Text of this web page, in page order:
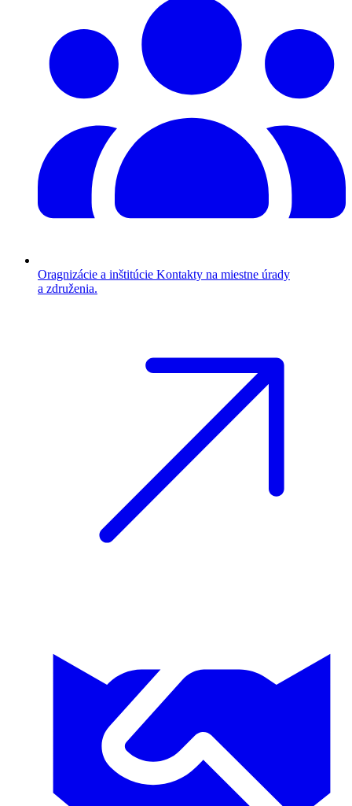
Oragnizácie a inštitúcie Kontakty na miestne úrady
a združenia.